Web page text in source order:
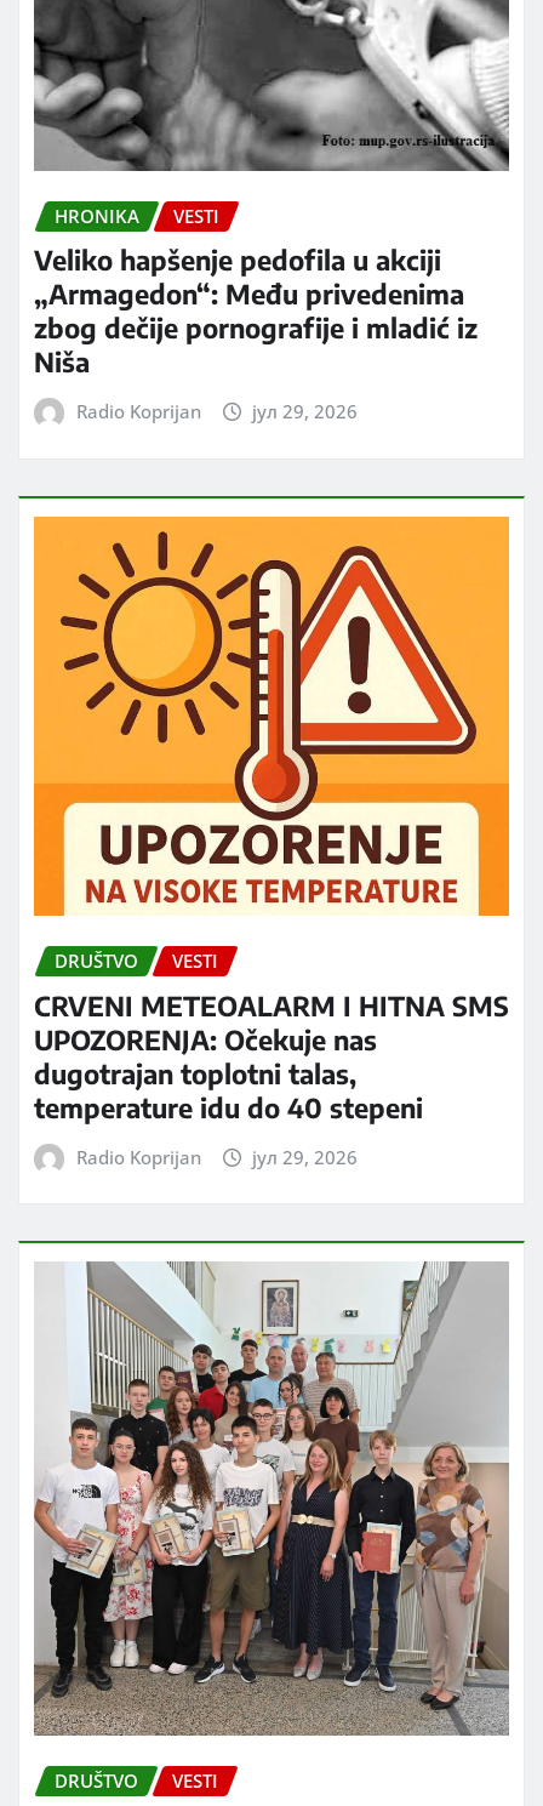
HRONIKA VESTI
Veliko hapšenje pedofila u akciji
„Armagedon“: Među privedenima
zbog dečije pornografije i mladić iz
Niša
Radio Koprijan јул 29, 2026
DRUŠTVO VESTI
CRVENI METEOALARM I HITNA SMS
UPOZORENJA: Očekuje nas
dugotrajan toplotni talas,
temperature idu do 40 stepeni
Radio Koprijan јул 29, 2026
DRUŠTVO VESTI